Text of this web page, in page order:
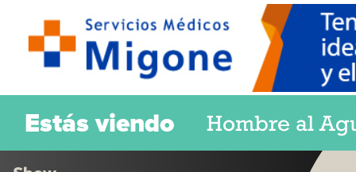
Estás viendo Hombre al